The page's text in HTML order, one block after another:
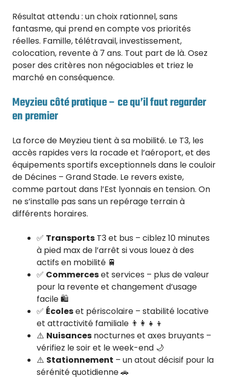
Résultat attendu : un choix rationnel, sans
fantasme, qui prend en compte vos priorités
réelles. Famille, télétravail, investissement,
colocation, revente à 7 ans. Tout part de là. Osez
poser des critères non négociables et triez le
marché en conséquence.
Meyzieu côté pratique – ce qu’il faut regarder
en premier
La force de Meyzieu tient à sa mobilité. Le T3, les
accès rapides vers la rocade et l’aéroport, et des
équipements sportifs exceptionnels dans le couloir
de Décines – Grand Stade. Le revers existe,
comme partout dans l’Est lyonnais en tension. On
ne s’installe pas sans un repérage terrain à
différents horaires.
✅ Transports T3 et bus – ciblez 10 minutes
à pied max de l’arrêt si vous louez à des
actifs en mobilité 🚆
✅ Commerceset services – plus de valeur
pour la revente et changement d’usage
facile 🛍️
✅ Écoleset périscolaire – stabilité locative
et attractivité familiale 👨‍👩‍👧‍👦
⚠️ Nuisances nocturnes et axes bruyants –
vérifiez le soir et le week-end 🌙
⚠️ Stationnement – un atout décisif pour la
sérénité quotidienne 🚗